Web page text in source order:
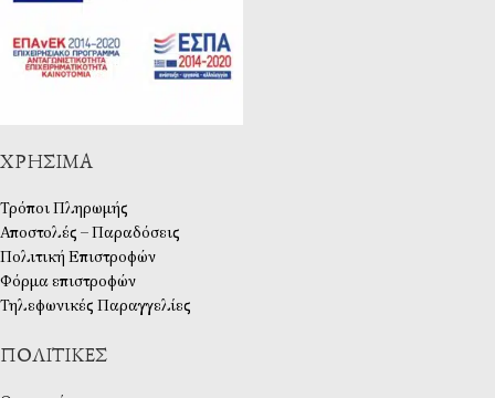
ΧΡΉΣΙΜΑ
Τρόποι Πληρωμής
Αποστολές – Παραδόσεις
Πολιτική Επιστροφών
Φόρμα επιστροφών
Τηλεφωνικές Παραγγελίες
ΠΟΛΙΤΙΚΈΣ